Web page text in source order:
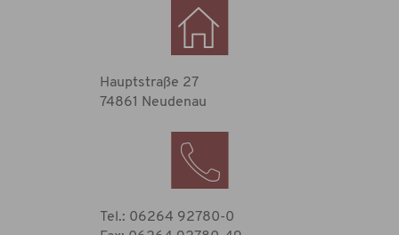
Hauptstraße 27
74861 Neudenau
Tel.: 06264 92780-0